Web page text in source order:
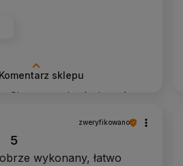
Komentarz sklepu
Cieszymy się, że jesteś z
zweryfikowano
5
wykonany, łatwo